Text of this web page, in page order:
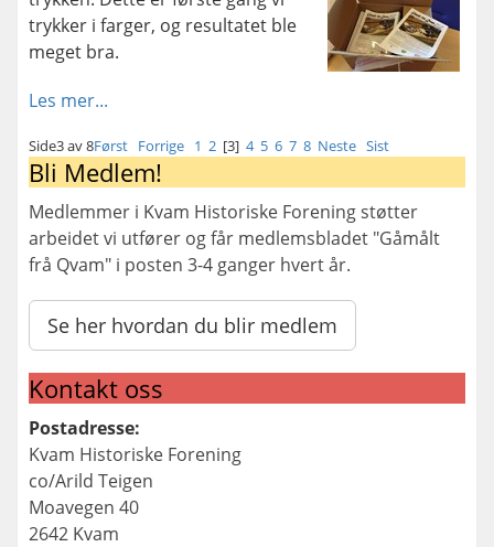
trykker i farger, og resultatet ble
meget bra.
Les mer...
Side3 av 8Først Forrige 1 2 [3] 4 5 6 7 8 Neste Sist
Bli Medlem!
Medlemmer i Kvam Historiske Forening støtter
arbeidet vi utfører og får medlemsbladet "Gåmålt
frå Qvam" i posten 3-4 ganger hvert år.
Se her hvordan du blir medlem
Kontakt oss
Postadresse:
Kvam Historiske Forening
co/Arild Teigen
Moavegen 40
2642 Kvam